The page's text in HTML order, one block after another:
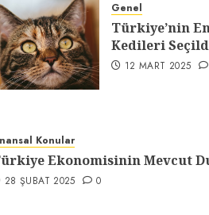
Genel
Türkiye’nin
Kedileri
12 MART 2025
Konular
Ekonomisinin Mevcut
28 ŞUBAT 2025 0